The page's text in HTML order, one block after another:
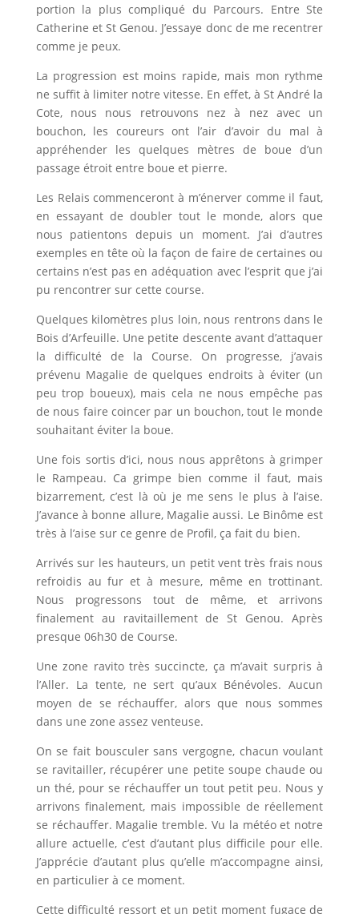
portion la plus compliqué du Parcours. Entre Ste
Catherine et St Genou. J’essaye donc de me recentrer
comme je peux.
La progression est moins rapide, mais mon rythme
ne suffit à limiter notre vitesse. En effet, à St André la
Cote, nous nous retrouvons nez à nez avec un
bouchon, les coureurs ont l’air d’avoir du mal à
appréhender les quelques mètres de boue d’un
passage étroit entre boue et pierre.
Les Relais commenceront à m’énerver comme il faut,
en essayant de doubler tout le monde, alors que
nous patientons depuis un moment. J’ai d’autres
exemples en tête où la façon de faire de certaines ou
certains n’est pas en adéquation avec l’esprit que j’ai
pu rencontrer sur cette course.
Quelques kilomètres plus loin, nous rentrons dans le
Bois d’Arfeuille. Une petite descente avant d’attaquer
la difficulté de la Course. On progresse, j’avais
prévenu Magalie de quelques endroits à éviter (un
peu trop boueux), mais cela ne nous empêche pas
de nous faire coincer par un bouchon, tout le monde
souhaitant éviter la boue.
Une fois sortis d’ici, nous nous apprêtons à grimper
le Rampeau. Ca grimpe bien comme il faut, mais
bizarrement, c’est là où je me sens le plus à l’aise.
J’avance à bonne allure, Magalie aussi. Le Binôme est
très à l’aise sur ce genre de Profil, ça fait du bien.
Arrivés sur les hauteurs, un petit vent très frais nous
refroidis au fur et à mesure, même en trottinant.
Nous progressons tout de même, et arrivons
finalement au ravitaillement de St Genou. Après
presque 06h30 de Course.
Une zone ravito très succincte, ça m’avait surpris à
l’Aller. La tente, ne sert qu’aux Bénévoles. Aucun
moyen de se réchauffer, alors que nous sommes
dans une zone assez venteuse.
On se fait bousculer sans vergogne, chacun voulant
se ravitailler, récupérer une petite soupe chaude ou
un thé, pour se réchauffer un tout petit peu. Nous y
arrivons finalement, mais impossible de réellement
se réchauffer. Magalie tremble. Vu la météo et notre
allure actuelle, c’est d’autant plus difficile pour elle.
J’apprécie d’autant plus qu’elle m’accompagne ainsi,
en particulier à ce moment.
Cette difficulté ressort et un petit moment fugace de